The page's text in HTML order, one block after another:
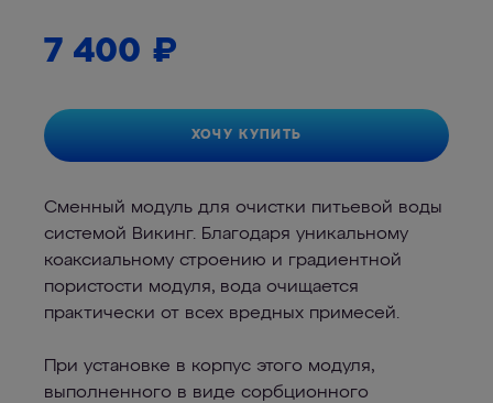
7 400 ₽
ХОЧУ КУПИТЬ
Сменный модуль для очистки питьевой воды
системой Викинг. Благодаря уникальному
коаксиальному строению и градиентной
пористости модуля, вода очищается
практически от всех вредных примесей.
При установке в корпус этого модуля,
выполненного в виде сорбционного